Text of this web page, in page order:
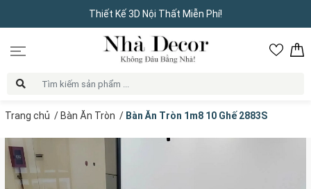
Thiết Kế 3D Nội Thất Miễn Phí!
Trang chủ / Bàn Ăn Tròn / Bàn Ăn Tròn 1m8 10 Ghế 2883S